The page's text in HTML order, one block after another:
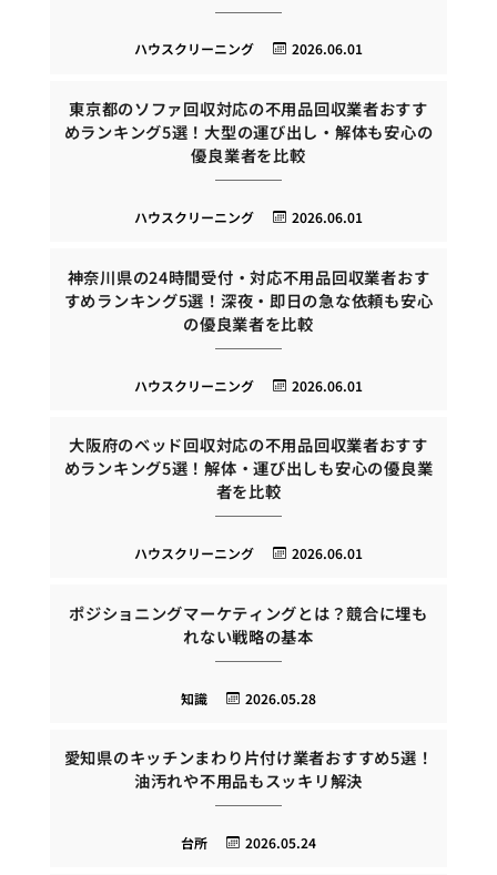
2026.06.01
ハウスクリーニング
東京都のソファ回収対応の不用品回収業者おすす
めランキング5選！大型の運び出し・解体も安心の
優良業者を比較
2026.06.01
ハウスクリーニング
神奈川県の24時間受付・対応不用品回収業者おす
すめランキング5選！深夜・即日の急な依頼も安心
の優良業者を比較
2026.06.01
ハウスクリーニング
大阪府のベッド回収対応の不用品回収業者おすす
めランキング5選！解体・運び出しも安心の優良業
者を比較
2026.06.01
ハウスクリーニング
ポジショニングマーケティングとは？競合に埋も
れない戦略の基本
2026.05.28
知識
愛知県のキッチンまわり片付け業者おすすめ5選！
油汚れや不用品もスッキリ解決
2026.05.24
台所